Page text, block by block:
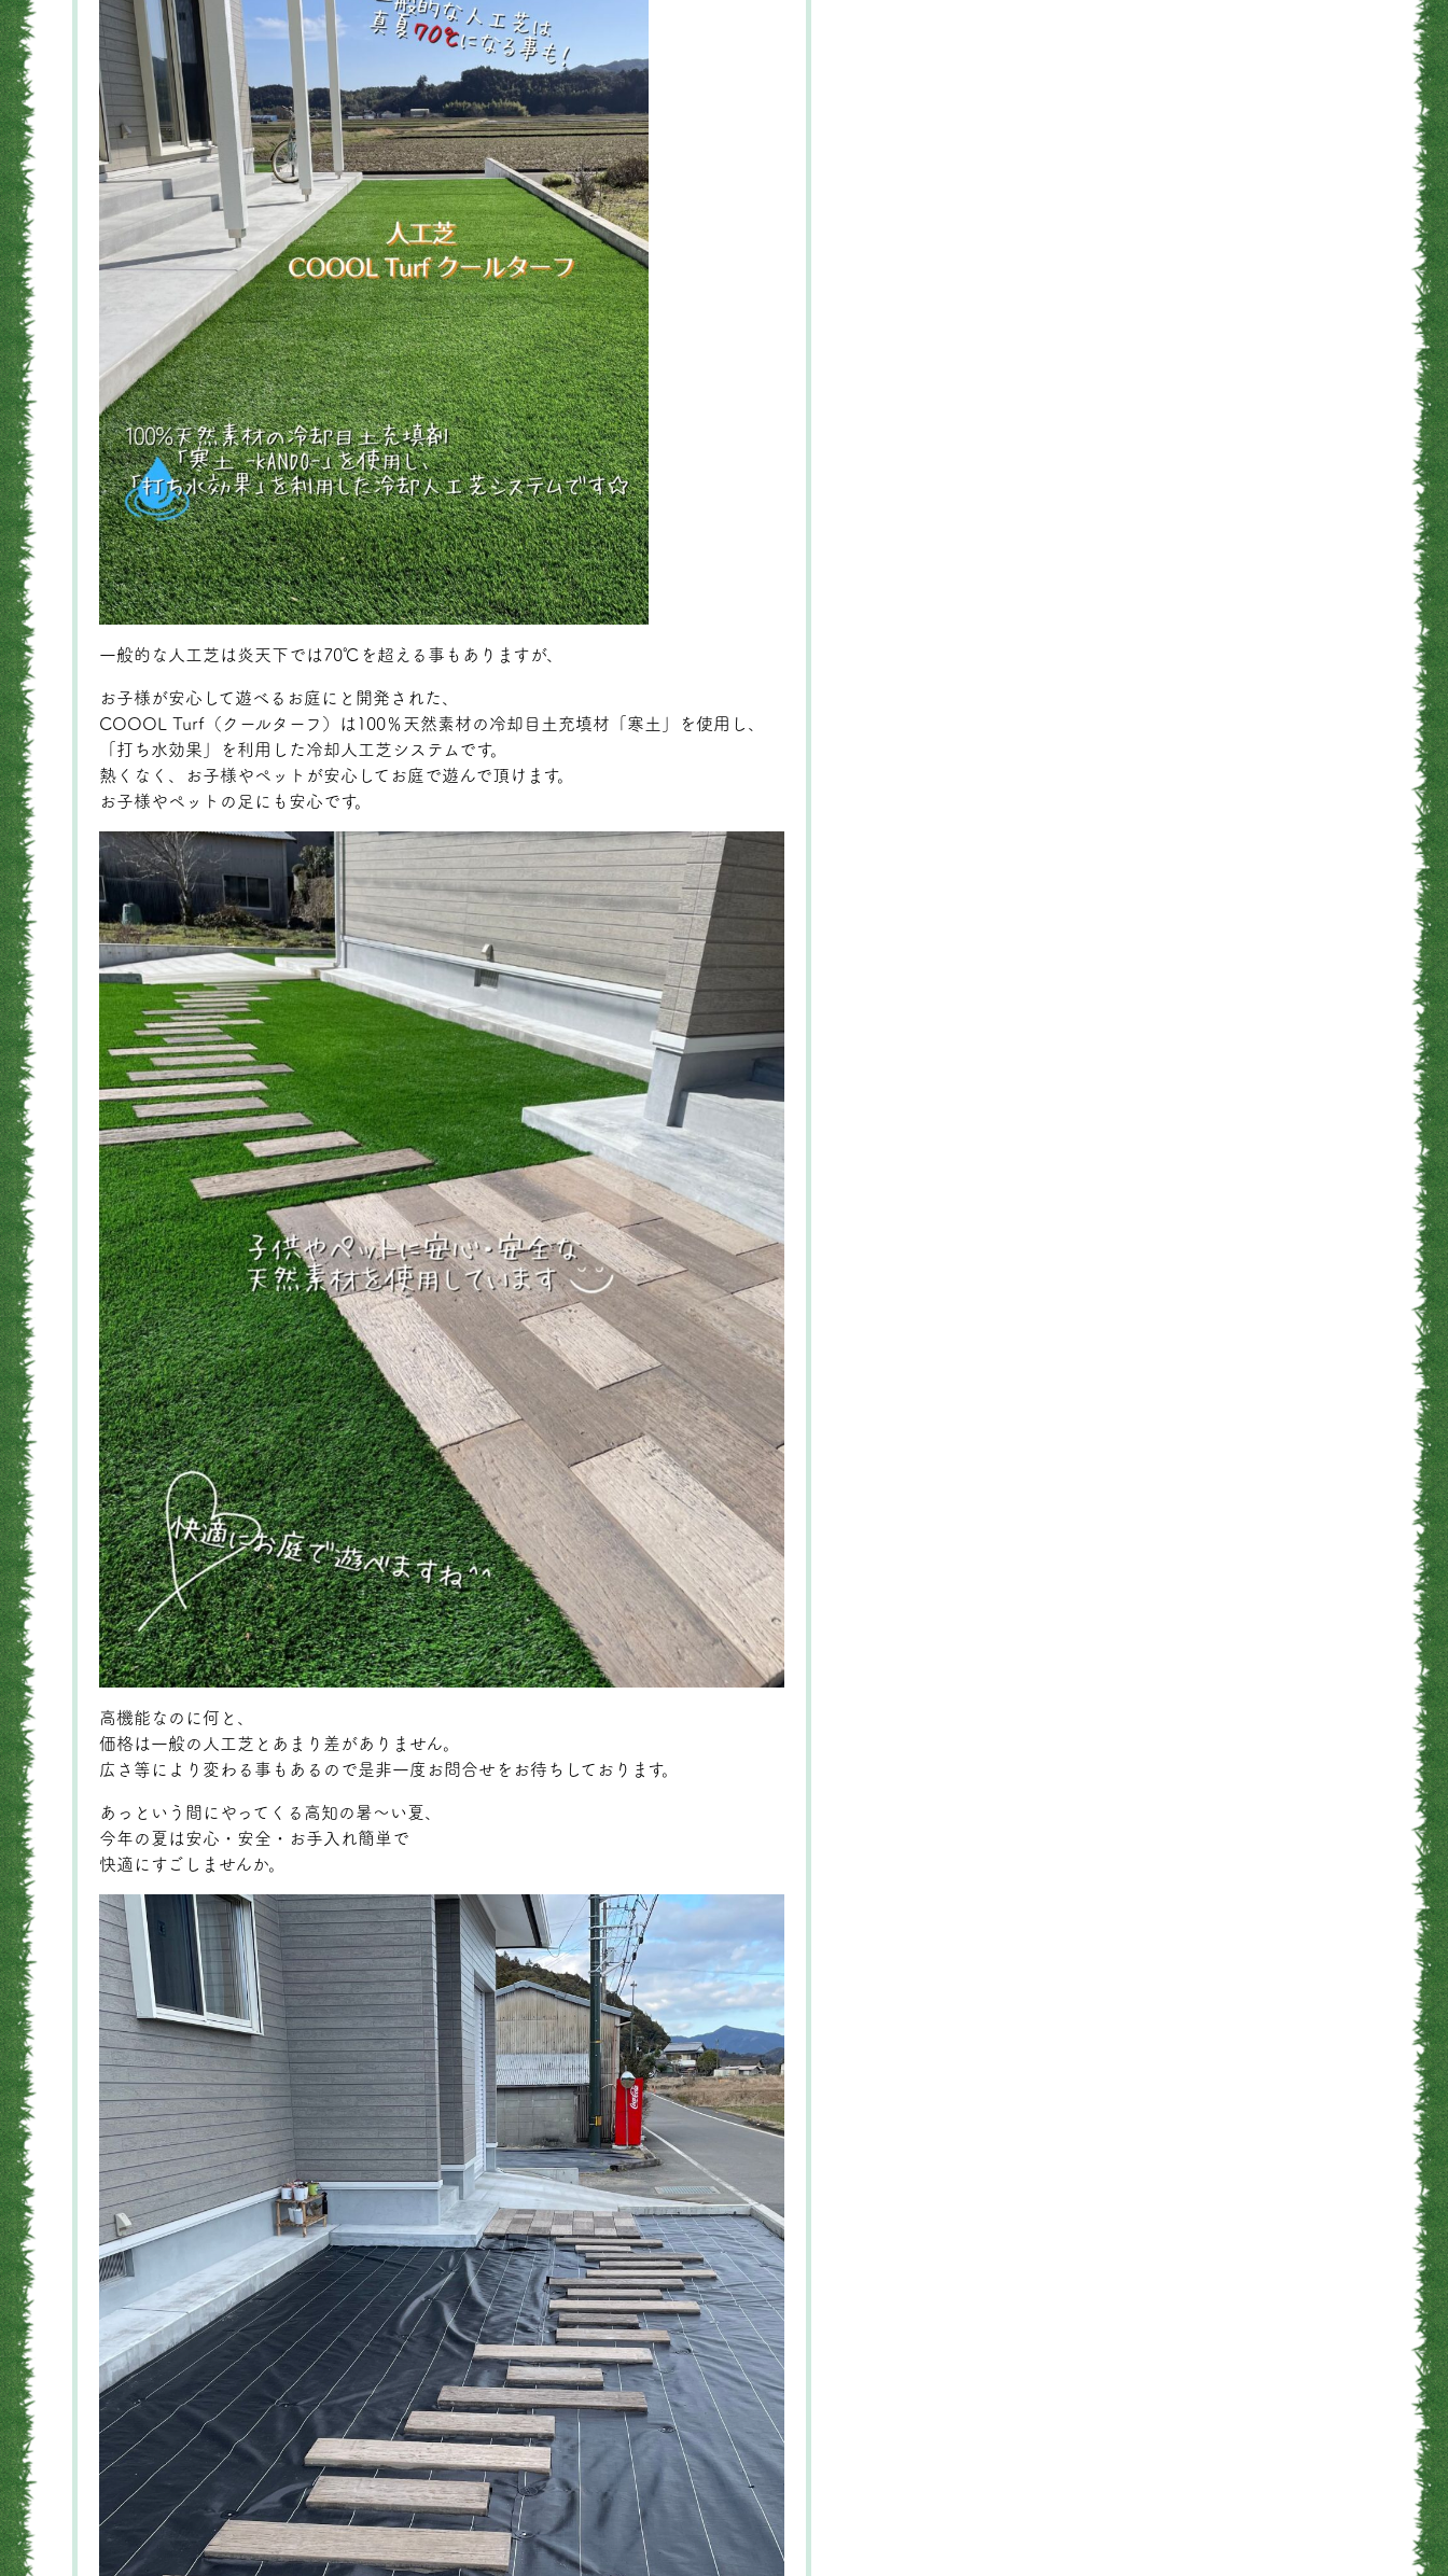
一般的な人工芝は炎天下では70℃を超える事もありますが、
お子様が安心して遊べるお庭にと開発された、
COOOL Turf（クールターフ）は100％天然素材の冷却目土充填材「寒土」を使用し、
「打ち水効果」を利用した冷却人工芝システムです。
熱くなく、お子様やペットが安心してお庭で遊んで頂けます。
お子様やペットの足にも安心です。
高機能なのに何と、
価格は一般の人工芝とあまり差がありません。
広さ等により変わる事もあるので是非一度お問合せをお待ちしております。
あっという間にやってくる高知の暑～い夏、
今年の夏は安心・安全・お手入れ簡単で
快適にすごしませんか。